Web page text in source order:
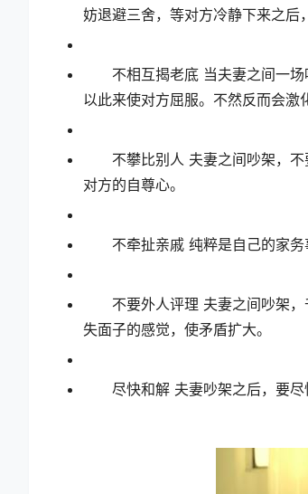
妨退避三舍，等对方冷静下来之后
不相互揭老底 当夫妻之间一场
以此来使对方屈服。不然反而会激
不攀比别人 夫妻之间吵架，不
对方的自尊心。
不牵扯亲戚 纯粹是自己的家务
不要外人评理 夫妻之间吵架，
失面子的感觉，使矛盾扩大。
尽快和解 夫妻吵架之后，要尽